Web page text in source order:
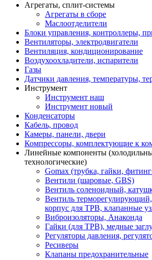
Агрегаты, сплит-системы
Агрегаты в сборе
Маслоотделители
Блоки управления, контроллеры,
Вентиляторы, электродвигатели
Вентиляция, кондиционирование
Воздухоохладители, испарители
Газы
Датчики давления, температуры,
Инструмент
Инструмент наш
Инструмент новый
Конденсаторы
Кабель, провод
Камеры, панели, двери
Компрессоры, комплектующие к
Линейные компоненты
технологические)
Gomax (трубка, гайки,
Вентили (шаровые, GBS)
Вентиль соленоидный,
Вентиль терморегулирующий,
корпус для ТРВ, клапанные
Виброизоляторы, Анаконда
Гайки (для ТРВ), медные
Регуляторы давления,
Ресиверы
Клапаны предохранительные